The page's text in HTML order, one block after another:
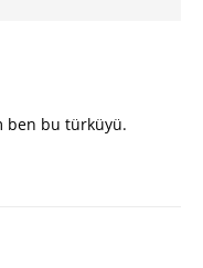
ben bu türküyü.